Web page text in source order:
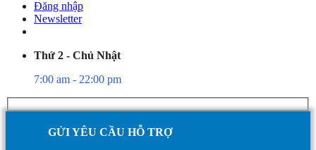
Đăng nhập
Newsletter
Thứ 2 - Chủ Nhật
7:00 am - 22:00 pm
GỬI YÊU CẦU HỖ TRỢ